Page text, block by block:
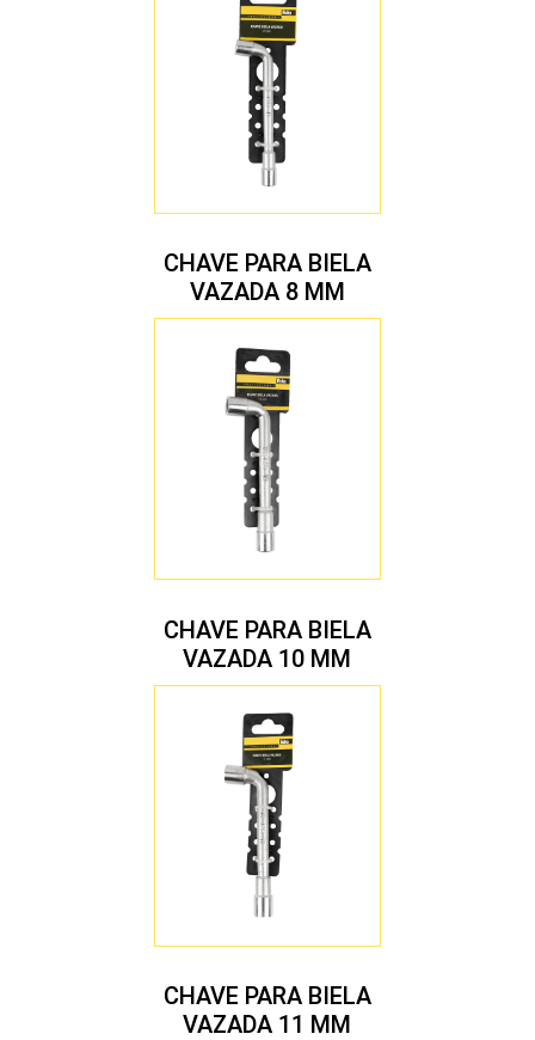
CHAVE PARA BIELA
VAZADA 8 MM
CHAVE PARA BIELA
VAZADA 10 MM
CHAVE PARA BIELA
VAZADA 11 MM